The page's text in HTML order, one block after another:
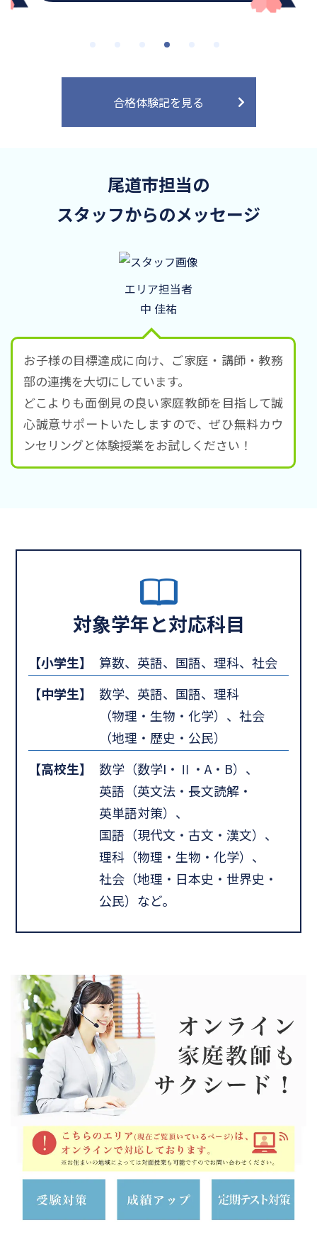
合格体験記を見る
尾道市担当の
スタッフからのメッセージ
エリア担当者
中 佳祐
お子様の目標達成に向け、ご家庭・講師・教務
部の連携を大切にしています。
どこよりも面倒見の良い家庭教師を目指して誠
心誠意サポートいたしますので、ぜひ無料カウ
ンセリングと体験授業をお試しください！
対象学年と対応科目
【小学生】
算数、英語、国語、理科、社会
【中学生】
数学、英語、国語、理科
（物理・生物・化学）、社会
（地理・歴史・公民）
【高校生】
数学（数学I・Ⅱ・A・B）、
英語（英文法・長文読解・
英単語対策）、
国語（現代文・古文・漢文）、
理科（物理・生物・化学）、
社会（地理・日本史・世界史・
公民）など。